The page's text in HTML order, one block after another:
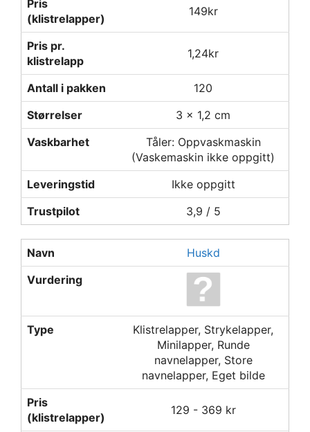
Pris
(klistrelapper)
149kr
Pris pr.
klistrelapp
1,24kr
Antall i pakken
120
Størrelser
3 x 1,2 cm
Vaskbarhet
Tåler: Oppvaskmaskin
(Vaskemaskin ikke oppgitt)
Leveringstid
Ikke oppgitt
Trustpilot
3,9 / 5
Navn
Huskd
Vurdering
Type
Klistrelapper, Strykelapper,
Minilapper, Runde
navnelapper, Store
navnelapper, Eget bilde
Pris
(klistrelapper)
129 - 369 kr